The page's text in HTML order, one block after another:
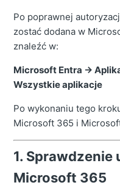
Po poprawnej
zostać dodana w
znaleźć w:
Microsoft Entra →
Wszystkie aplikacje
Po wykonaniu tego
Microsoft 365 i
1.
Microsoft 365